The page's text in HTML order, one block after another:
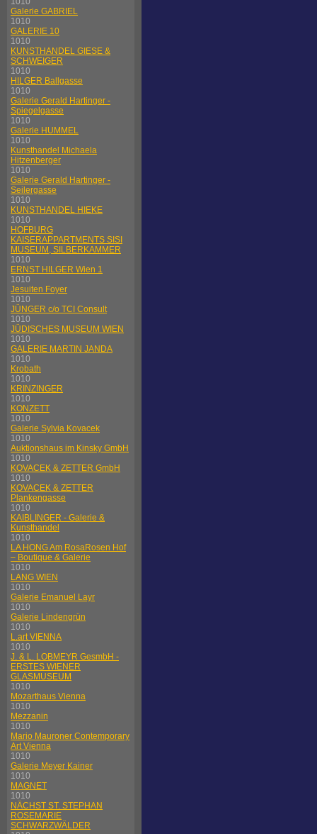
Galerie GABRIEL
1010
GALERIE 10
1010
KUNSTHANDEL GIESE &
SCHWEIGER
1010
HILGER Ballgasse
1010
Galerie Gerald Hartinger -
Spiegelgasse
1010
Galerie HUMMEL
1010
Kunsthandel Michaela
Hitzenberger
1010
Galerie Gerald Hartinger -
Seilergasse
1010
KUNSTHANDEL HIEKE
1010
HOFBURG
KAISERAPPARTMENTS SISI
MUSEUM, SILBERKAMMER
1010
ERNST HILGER Wien 1
1010
Jesuiten Foyer
1010
JÜNGER c/o TCI Consult
1010
JÜDISCHES MUSEUM WIEN
1010
GALERIE MARTIN JANDA
1010
Krobath
1010
KRINZINGER
1010
KONZETT
1010
Galerie Sylvia Kovacek
1010
Auktionshaus im Kinsky GmbH
1010
KOVACEK & ZETTER GmbH
1010
KOVACEK & ZETTER
Plankengasse
1010
KAIBLINGER - Galerie &
Kunsthandel
1010
LA HONG Am RosaRosen Hof
– Boutique & Galerie
1010
LANG WIEN
1010
Galerie Emanuel Layr
1010
Galerie Lindengrün
1010
L.art VIENNA
1010
J. & L. LOBMEYR GesmbH -
ERSTES WIENER
GLASMUSEUM
1010
Mozarthaus Vienna
1010
Mezzanin
1010
Mario Mauroner Contemporary
Art Vienna
1010
Galerie Meyer Kainer
1010
MAGNET
1010
NÄCHST ST. STEPHAN
ROSEMARIE
SCHWARZWÄLDER